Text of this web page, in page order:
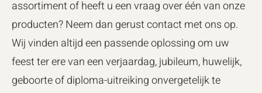
assortiment of heeft u een vraag over één van onze
producten? Neem dan gerust contact met ons op.
Wij vinden altijd een passende oplossing om uw
feest ter ere van een verjaardag, jubileum, huwelijk,
geboorte of diploma-uitreiking onvergetelijk te